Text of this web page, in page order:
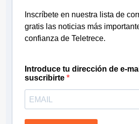
Inscríbete en nuestra lista de
gratis las noticias más
confianza de Teletrece.
Introduce tu dirección de e-
suscribirte